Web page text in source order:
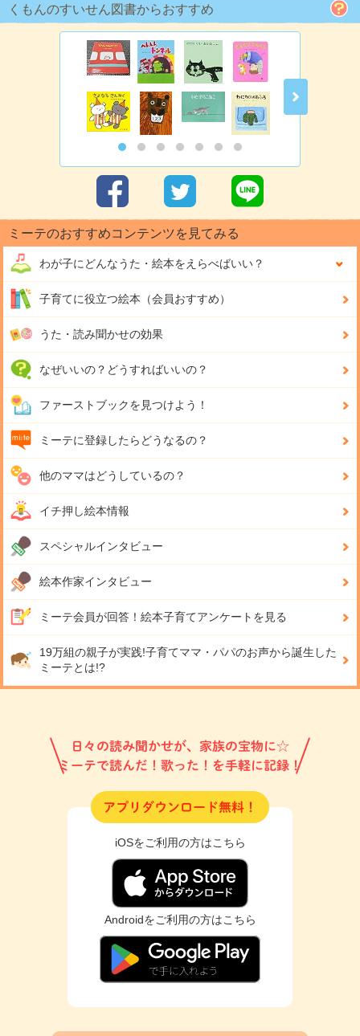
くもんのすいせん図書からおすすめ
ミーテのおすすめコンテンツを見てみる
わが子にどんなうた・絵本をえらべばいい？
子育てに役立つ絵本（会員おすすめ）
うた・読み聞かせの効果
なぜいいの？どうすればいいの？
ファーストブックを見つけよう！
ミーテに登録したらどうなるの？
他のママはどうしているの？
イチ押し絵本情報
スペシャルインタビュー
絵本作家インタビュー
ミーテ会員が回答！ 絵本子育てアンケートを見る
19万組の親子が実践!子育てママ・パパのお声から誕生した
ミーテとは!?
日々の読み聞かせが、家族の宝物に☆
ミーテで読んだ！歌った！を手軽に記録！
アプリダウンロード無料！
iOSをご利用の方はこちら
Androidをご利用の方はこちら